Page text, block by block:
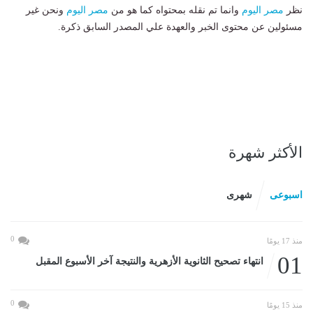
نظر مصر اليوم وانما تم نقله بمحتواه كما هو من مصر اليوم ونحن غير
مسئولين عن محتوى الخبر والعهدة علي المصدر السابق ذكرة.
الأكثر شهرة
اسبوعى شهرى
منذ 17 يومًا 0
01 انتهاء تصحيح الثانوية الأزهرية والنتيجة آخر الأسبوع المقبل
منذ 15 يومًا 0